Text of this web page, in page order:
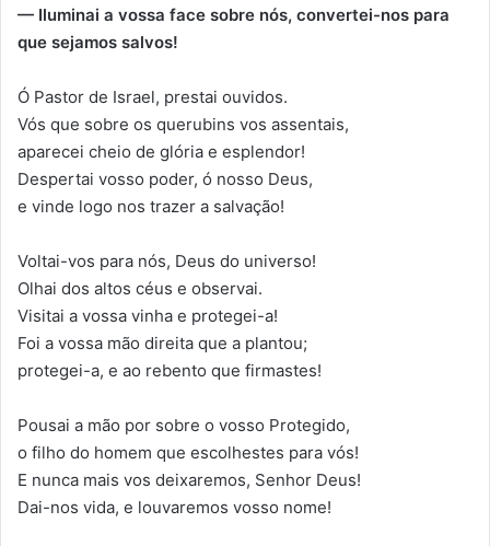
— Iluminai a vossa face sobre nós, convertei-nos para
que sejamos salvos!
Ó Pastor de Israel, prestai ouvidos.
Vós que sobre os querubins vos assentais,
aparecei cheio de glória e esplendor!
Despertai vosso poder, ó nosso Deus,
e vinde logo nos trazer a salvação!
Voltai-vos para nós, Deus do universo!
Olhai dos altos céus e observai.
Visitai a vossa vinha e protegei-a!
Foi a vossa mão direita que a plantou;
protegei-a, e ao rebento que firmastes!
Pousai a mão por sobre o vosso Protegido,
o filho do homem que escolhestes para vós!
E nunca mais vos deixaremos, Senhor Deus!
Dai-nos vida, e louvaremos vosso nome!